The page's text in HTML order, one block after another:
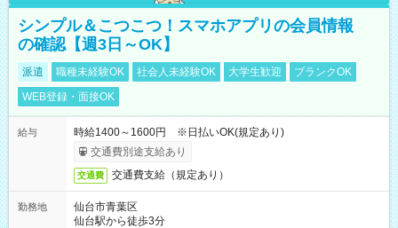
シンプル＆こつこつ！スマホアプリの会員情報
の確認【週3日～OK】
派遣 職種未経験OK 社会人未経験OK 大学生歓迎
ブランクOK
WEB登録・面接OK
給与
時給1400～1600円 ※日払いOK(規定あり)
交通費別途支給あり
交通費 交通費支給（規定あり）
勤務地
仙台市青葉区
仙台駅から徒歩3分